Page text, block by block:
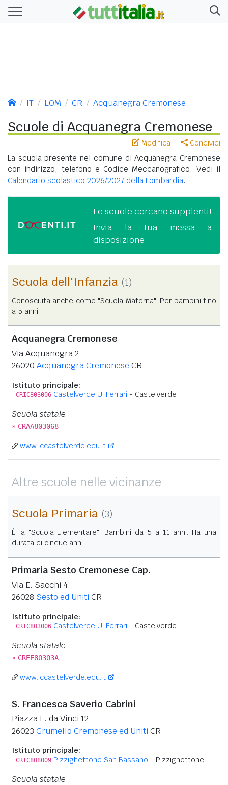
IT LOM CR Acquanegra Cremonese
Scuole di Acquanegra Cremonese
Modifica Condividi
La scuola presente nel comune di Acquanegra Cremonese
con indirizzo, telefono e Codice Meccanografico. Vedi il
Calendario scolastico 2026/2027 della Lombardia.
Le scuole cercano supplenti!
Invia la tua messa a
disposizione.
Scuola dell'Infanzia (1)
Conosciuta anche come "Scuola Materna". Per bambini fino
a 5 anni.
Acquanegra Cremonese
Via Acquanegra 2
26020 Acquanegra Cremonese CR
Istituto principale:
CRIC803006 Castelverde U. Ferrari - Castelverde
Scuola statale
» CRAA803068
www.iccastelverde.edu.it
Altre scuole nelle vicinanze
Scuola Primaria (3)
È la "Scuola Elementare". Bambini da 5 a 11 anni. Ha una
durata di cinque anni.
Primaria Sesto Cremonese Cap.
Via E. Sacchi 4
26028 Sesto ed Uniti CR
Istituto principale:
CRIC803006 Castelverde U. Ferrari - Castelverde
Scuola statale
» CREE80303A
www.iccastelverde.edu.it
S. Francesca Saverio Cabrini
Piazza L. da Vinci 12
26023 Grumello Cremonese ed Uniti CR
Istituto principale:
CRIC808009 Pizzighettone San Bassano - Pizzighettone
Scuola statale